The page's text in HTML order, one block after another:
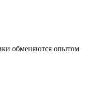
обменяются опытом